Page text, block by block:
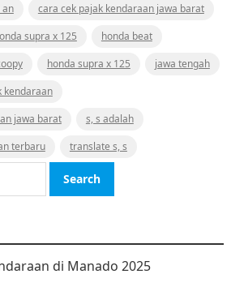
cara cek pajak kendaraan jawa barat
supra x 125
honda beat
honda supra x 125
jawa tengah
kendaraan
jawa barat
s, s adalah
terbaru
translate s, s
di Manado 2025